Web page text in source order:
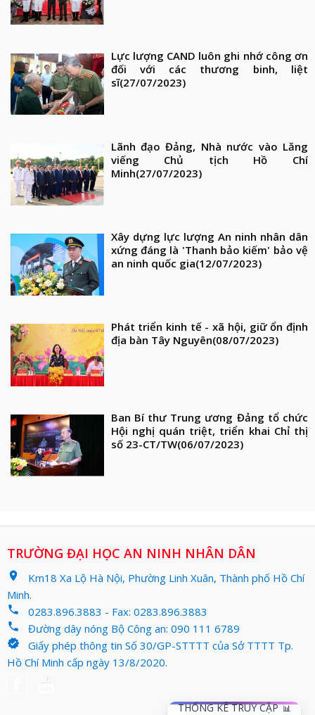
Lực lượng CAND luôn ghi nhớ công ơn
đối với các thương binh, liệt
sĩ(27/07/2023)
Lãnh đạo Đảng, Nhà nước vào Lăng
viếng Chủ tịch Hồ Chí
Minh(27/07/2023)
Xây dựng lực lượng An ninh nhân dân
xứng đáng là 'Thanh bảo kiếm' bảo vệ
an ninh quốc gia(12/07/2023)
Phát triển kinh tế - xã hội, giữ ổn định
địa bàn Tây Nguyên(08/07/2023)
Ban Bí thư Trung ương Đảng tổ chức
Hội nghị quán triệt, triển khai Chỉ thị
số 23-CT/TW(06/07/2023)
TRƯỜNG ĐẠI HỌC AN NINH NHÂN DÂN
location_on
Km18 Xa Lộ Hà Nội, Phường Linh Xuân, Thành phố Hồ Chí
Minh.
phone 0283.896.3883 - Fax: 0283.896.3883
phone Đường dây nóng Bộ Công an: 090 111 6789
verified
Giấy phép thông tin Số 30/GP-STTTT của Sở TTTT Tp.
Hồ Chí Minh cấp ngày 13/8/2020.
THỐNG KÊ TRUY CẬP